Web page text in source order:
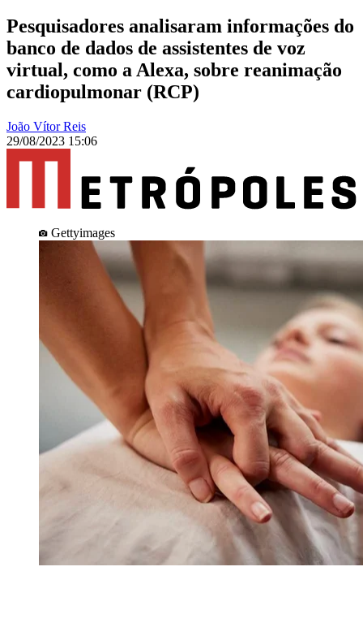
Pesquisadores analisaram informações do
banco de dados de assistentes de voz
virtual, como a Alexa, sobre reanimação
cardiopulmonar (RCP)
João Vítor Reis
29/08/2023 15:06
Gettyimages